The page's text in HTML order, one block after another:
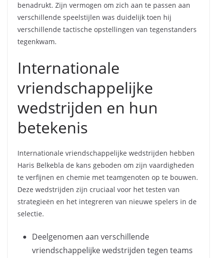
benadrukt. Zijn vermogen om zich aan te passen aan
verschillende speelstijlen was duidelijk toen hij
verschillende tactische opstellingen van tegenstanders
tegenkwam.
Internationale
vriendschappelijke
wedstrijden en hun
betekenis
Internationale vriendschappelijke wedstrijden hebben
Haris Belkebla de kans geboden om zijn vaardigheden
te verfijnen en chemie met teamgenoten op te bouwen.
Deze wedstrijden zijn cruciaal voor het testen van
strategieën en het integreren van nieuwe spelers in de
selectie.
Deelgenomen aan verschillende
vriendschappelijke wedstrijden tegen teams